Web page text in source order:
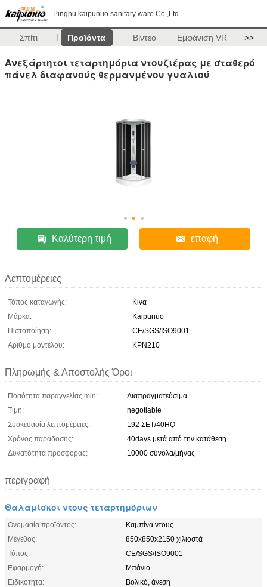
Pinghu kaipunuo sanitary ware Co.,Ltd.
Σπίτι Προϊόντα Βίντεο Εμφάνιση VR >>
Ανεξάρτητοι τεταρτημόρια ντουζιέρας με σταθερό
πάνελ διαφανούς θερμανμένου γυαλιού
Καλύτερη τιμή επαφή
Λεπτομέρειες
Τόπος καταγωγής:
Κίνα
Μάρκα:
Kaipunuo
Πιστοποίηση:
CE/SGS/ISO9001
Αριθμό μοντέλου:
KPN210
Πληρωμής & Αποστολής Όροι
Ποσότητα παραγγελίας min:
Διαπραγματεύσιμα
Τιμή:
negotiable
Συσκευασία λεπτομέρειες:
192 ΣΕΤ/40HQ
Χρόνος παράδοσης:
40days μετά από την κατάθεση
Δυνατότητα προσφοράς:
10000 σύνολα/μήνας
περιγραφή
Θαλαμίσκοι ντους τεταρτημόριων
Ονομασία προϊόντος:
Καμπίνα ντους
Μέγεθος:
850x850x2150 χιλιοστά
Τύπος:
CE/SGS/ISO9001
Εφαρμογή:
Μπάνιο
Ειδικότητα:
Βολικό, άνεση